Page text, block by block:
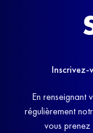
En renseignant
régulièrement
vous